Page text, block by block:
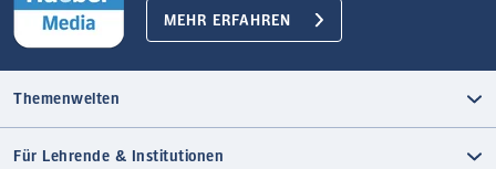
MEHR ERFAHREN
Themenwelten
Für Lehrende & Institutionen